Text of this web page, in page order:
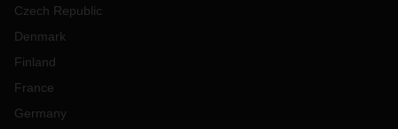
Czech Republic
Denmark
Finland
France
Germany